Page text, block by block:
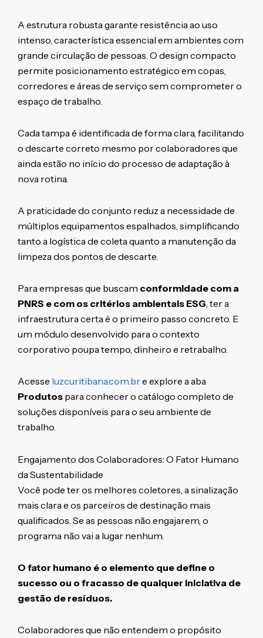
A estrutura robusta garante resistência ao uso
intenso, característica essencial em ambientes com
grande circulação de pessoas. O design compacto
permite posicionamento estratégico em copas,
corredores e áreas de serviço sem comprometer o
espaço de trabalho.
Cada tampa é identificada de forma clara, facilitando
o descarte correto mesmo por colaboradores que
ainda estão no início do processo de adaptação à
nova rotina.
A praticidade do conjunto reduz a necessidade de
múltiplos equipamentos espalhados, simplificando
tanto a logística de coleta quanto a manutenção da
limpeza dos pontos de descarte.
Para empresas que buscam conformidade com a
PNRS e com os critérios ambientais ESG, ter a
infraestrutura certa é o primeiro passo concreto. E
um módulo desenvolvido para o contexto
corporativo poupa tempo, dinheiro e retrabalho.
Acesse luzcuritibana.com.bre explore a aba
Produtospara conhecer o catálogo completo de
soluções disponíveis para o seu ambiente de
trabalho.
Engajamento dos Colaboradores: O Fator Humano
da Sustentabilidade
Você pode ter os melhores coletores, a sinalização
mais clara e os parceiros de destinação mais
qualificados. Se as pessoas não engajarem, o
programa não vai a lugar nenhum.
O fator humano é o elemento que define o
sucesso ou o fracasso de qualquer iniciativa de
gestão de resíduos.
Colaboradores que não entendem o propósito